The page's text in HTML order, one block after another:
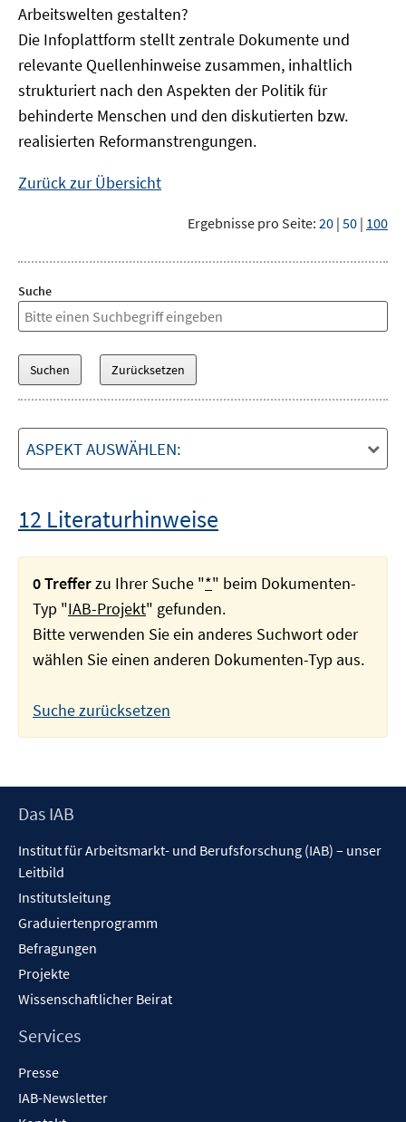
Arbeitswelten gestalten?
Die Infoplattform stellt zentrale Dokumente und
relevante Quellenhinweise zusammen, inhaltlich
strukturiert nach den Aspekten der Politik für
behinderte Menschen und den diskutierten bzw.
realisierten Reformanstrengungen.
Zurück zur Übersicht
Ergebnisse pro Seite: 20 | 50 | 100
Suche
ASPEKT AUSWÄHLEN:
12 Literaturhinweise
0 Trefferzu Ihrer Suche "*" beim Dokumenten-
Typ "IAB-Projekt" gefunden.
Bitte verwenden Sie ein anderes Suchwort oder
wählen Sie einen anderen Dokumenten-Typ aus.
Suche zurücksetzen
Footer
Das IAB
Institut für Arbeitsmarkt- und Berufsforschung (IAB) – unser
Leitbild
Institutsleitung
Graduiertenprogramm
Befragungen
Projekte
Wissenschaftlicher Beirat
Services
Presse
IAB-Newsletter